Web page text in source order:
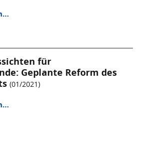
für
Geplante Reform des
(01/2021)